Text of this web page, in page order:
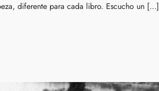
diferente para cada libro. Escucho un […]